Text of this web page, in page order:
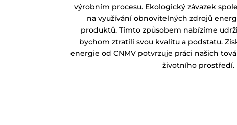
výrobním procesu. Ekologický závazek
na využívání obnovitelných zdrojů
produktů. Tímto způsobem nabízíme
bychom ztratili svou kvalitu a podstatu.
energie od CNMV potvrzuje práci našich
životního prostředí.